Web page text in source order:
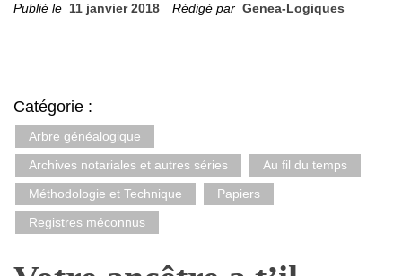
Publié le 11 janvier 2018 Rédigé par Genea-Logiques
Catégorie :
Arbre généalogique
Archives notariales et autres séries
Au fil du temps
Méthodologie et Technique
Papiers
Registres méconnus